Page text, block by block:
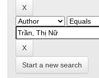
Start a new search